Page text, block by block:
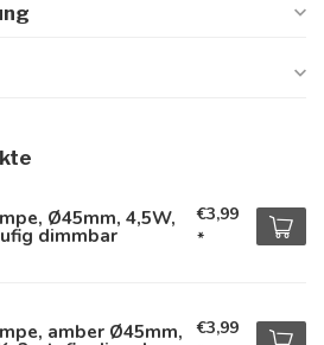
Ø45mm, 4,5W,
dimmbar
€3,99
*
amber Ø45mm,
€3,99